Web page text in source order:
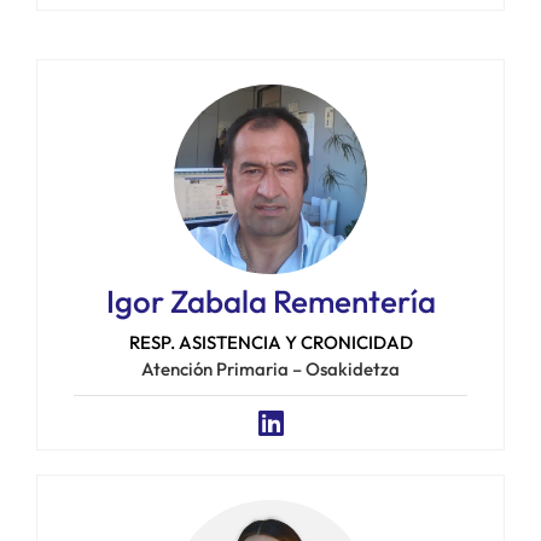
Igor Zabala Rementería
RESP. ASISTENCIA Y CRONICIDAD
Atención Primaria – Osakidetza